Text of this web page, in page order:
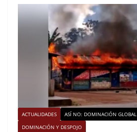
ACTUALIDADES
ASÍ NO: DOMINACIÓN GLOBAL
DOMINACIÓN Y DESPOJO